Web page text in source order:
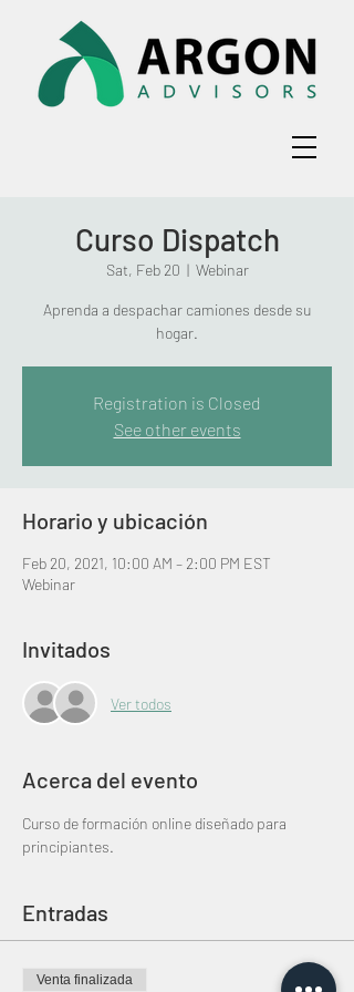
Curso Dispatch
Sat, Feb 20
  |
Webinar
Aprenda a despachar camiones desde su
Registration is Closed
See other events
Horario y ubicación
Feb 20, 2021, 10:00 AM – 2:00 PM EST
Webinar
Invitados
Ver todos
Acerca del evento
Curso de formación online diseñado para
principiantes.
Entradas
Venta finalizada